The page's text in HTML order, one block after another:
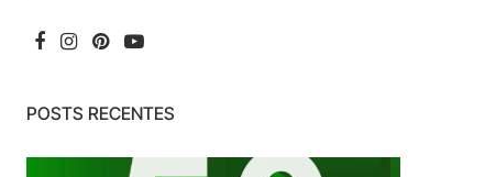
POSTS RECENTES